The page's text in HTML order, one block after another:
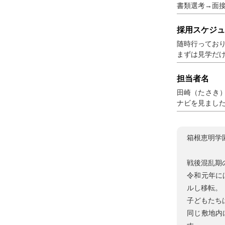
書類選考→面
採用スケジ
随時行ってお
まずは見学だ
担当者名
田崎（たさき
ナビを見まし
箱根恵明学
戦後混乱期
令和元年に
ルし移転。
子どもたち
同じ敷地